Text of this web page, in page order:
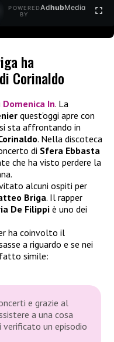
POWERED
BY
AdhubMedia
ha
Corinaldo
Domenica In. La
quest’oggi apre con
sta affrontando in
. Nella discoteca
di Sfera Ebbasta
che ha visto perdere la
alcuni ospiti per
Briga. Il rapper
De Filippi è uno dei
ha coinvolto il
a riguardo e se nei
simile:
e grazie al
a una cosa
verificato un episodio